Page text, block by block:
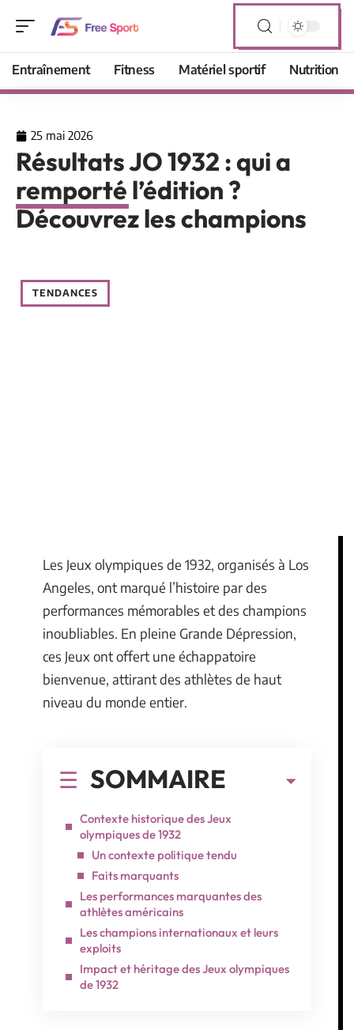
Entraînement Fitness Matériel sportif Nutrition
25 mai 2026
Résultats JO 1932 : qui a
remporté l’édition ?
Découvrez les champions
TENDANCES
Les Jeux olympiques de 1932, organisés à Los
Angeles, ont marqué l’histoire par des
performances mémorables et des champions
inoubliables. En pleine Grande Dépression,
ces Jeux ont offert une échappatoire
bienvenue, attirant des athlètes de haut
niveau du monde entier.
SOMMAIRE
Contexte historique des Jeux
olympiques de 1932
Un contexte politique tendu
Faits marquants
Les performances marquantes des
athlètes américains
Les champions internationaux et leurs
exploits
Impact et héritage des Jeux olympiques
de 1932